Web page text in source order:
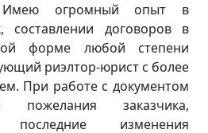
Имею огромный опыт в
составлении договоров в
форме любой степени
риэлтор-юрист с более
При работе с документом
пожелания заказчика,
изменения